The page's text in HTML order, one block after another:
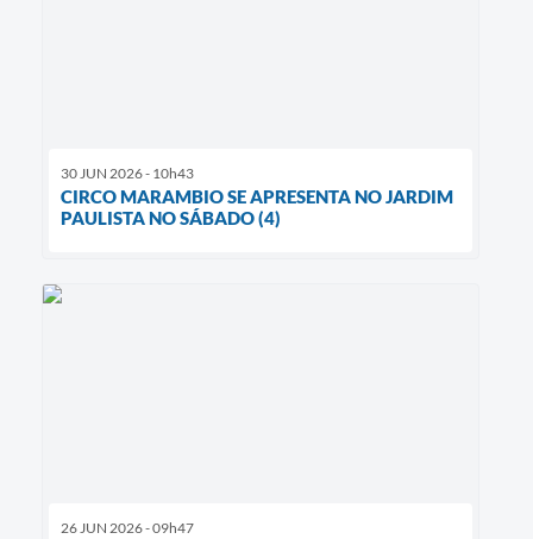
30 JUN 2026 - 10h43
CIRCO MARAMBIO SE APRESENTA NO JARDIM
PAULISTA NO SÁBADO (4)
26 JUN 2026 - 09h47